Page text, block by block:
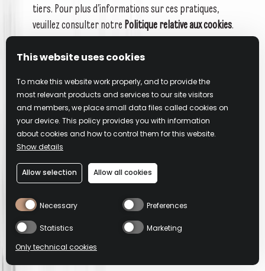
This website uses cookies
To make this website work properly, and to provide the
most relevant products and services to our site visitors
and members, we place small data files called cookies on
your device. This policy provides you with information
about cookies and how to control them for this website.
Show details
Only technical cookies
Allow selection Allow all cookies
Necessary Preferences
Statistics Marketing
tiers. Pour plus d’informations sur ces pratiques,
veuillez consulter notre Politique relative aux cookies.
Nous et nos prestataires tiers pouvons utiliser (i) des
sur l’ordinateur d’une personne et (ii) d’autres
technologies connexes, telles que des balises web, des
pixels, des scripts intégrés, des technologies
d’identification de l’emplacement et des technologies de
journalisation (collectivement, les «
collecter automatiquement ces informations personnelles.
Pour plus d’informations sur ces pratiques et vos choix en
matière de cookies, veuillez consulter notre
relative aux les cookies